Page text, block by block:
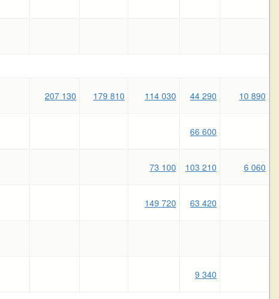
207 130 179 810 114 030 44 290 10 890
66 600
73 100 103 210 6 060
149 720 63 420
9 340